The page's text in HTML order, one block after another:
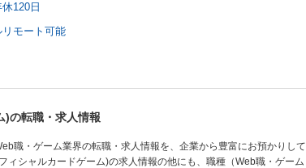
120日
モート可能
)の転職・求人情報
職・ゲーム業界の転職・求人情報を、企業から豊富にお預かりして
ィシャルカードゲーム)の求人情報の他にも、職種（Web職・ゲーム